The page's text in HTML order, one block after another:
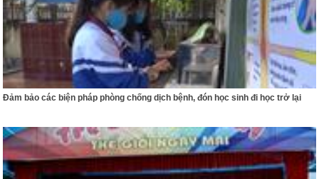
Đảm bảo các biện pháp phòng chống dịch bệnh, đón học sinh đi học trở lại